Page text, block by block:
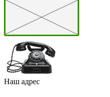
Наш адрес